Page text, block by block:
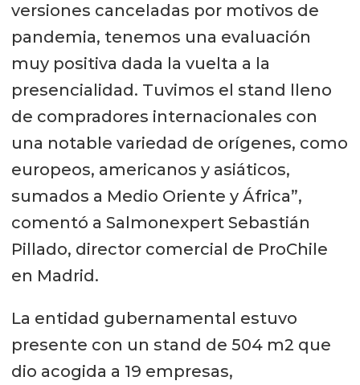
versiones canceladas por motivos de
pandemia, tenemos una evaluación
muy positiva dada la vuelta a la
presencialidad. Tuvimos el stand lleno
de compradores internacionales con
una notable variedad de orígenes, como
europeos, americanos y asiáticos,
sumados a Medio Oriente y África”,
comentó a Salmonexpert Sebastián
Pillado, director comercial de ProChile
en Madrid.
La entidad gubernamental estuvo
presente con un stand de 504 m2 que
dio acogida a 19 empresas,